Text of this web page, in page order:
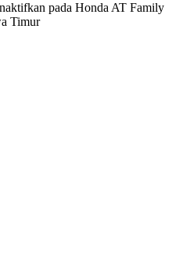
pada Honda AT Family
Timur